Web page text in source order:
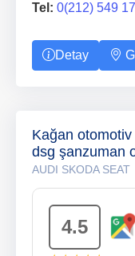
Tel: 0(212) 549
Detay
Kağan
dsg şanzuman
AUDI SKODA SEAT
4.5